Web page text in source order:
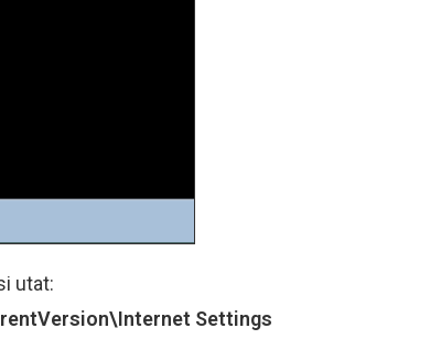
utat:
Settings